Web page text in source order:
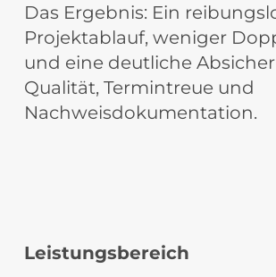
Das Ergebnis: Ein
Projektablauf, weniger
und eine deutliche
Qualität, Termintreue und
Nachweisdokumentation.
Leistungsbereich